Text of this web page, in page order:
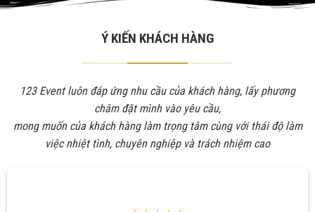
Ý KIẾN KHÁCH HÀNG
123 Event luôn đáp ứng nhu cầu của khách hàng, lấy phương
châm đặt mình vào yêu cầu,
mong muốn của khách hàng làm trọng tâm cùng với thái độ làm
việc nhiệt tình, chuyên nghiệp và trách nhiệm cao